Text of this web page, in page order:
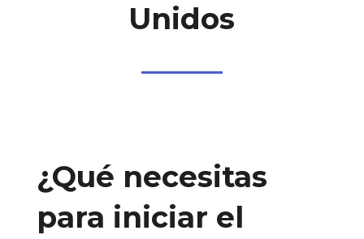
Unidos
¿Qué necesitas
para iniciar el